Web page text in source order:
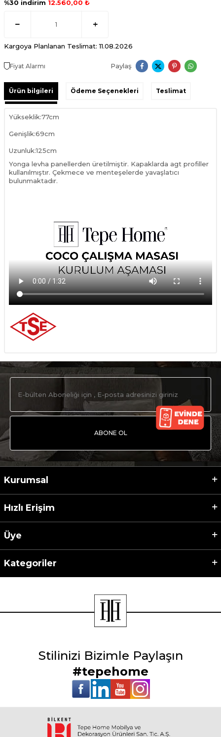
%30 indirim 12.560,00 ₺
Kargoya Planlanan Teslimat: 11.08.2026
Fiyat Alarmı Paylaş
Ürün bilgileri Ödeme Seçenekleri Teslimat
Yükseklik:77cm
Genişlik:69cm
Uzunluk:125cm
Yonga levha panellerden üretilmiştir. Kapaklarda agt profiller
kullanılmıştır. Çekmece ve menteşelerde yavaşlatıcı
bulunmaktadır.
ABONE OL
Kurumsal
Hızlı Erişim
Üye
Kategoriler
Stilinizi Bizimle Paylaşın
#tepehome